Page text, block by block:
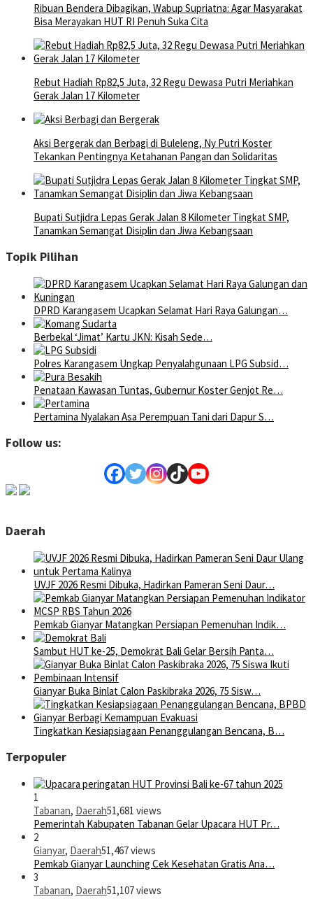
Ribuan Bendera Dibagikan, Wabup Supriatna: Agar Masyarakat
Bisa Merayakan HUT RI Penuh Suka Cita
Rebut Hadiah Rp82,5 Juta, 32 Regu Dewasa Putri Meriahkan
Gerak Jalan 17 Kilometer
Aksi Bergerak dan Berbagi di Buleleng, Ny Putri Koster
Tekankan Pentingnya Ketahanan Pangan dan Solidaritas
Bupati Sutjidra Lepas Gerak Jalan 8 Kilometer Tingkat SMP,
Tanamkan Semangat Disiplin dan Jiwa Kebangsaan
Topik Pilihan
DPRD Karangasem Ucapkan Selamat Hari Raya Galungan…
Berbekal ‘Jimat’ Kartu JKN: Kisah Sede…
Polres Karangasem Ungkap Penyalahgunaan LPG Subsid…
Penataan Kawasan Tuntas, Gubernur Koster Genjot Re…
Pertamina Nyalakan Asa Perempuan Tani dari Dapur S…
Follow us:
Daerah
UVJF 2026 Resmi Dibuka, Hadirkan Pameran Seni Daur…
Pemkab Gianyar Matangkan Persiapan Pemenuhan Indik…
Sambut HUT ke-25, Demokrat Bali Gelar Bersih Panta…
Gianyar Buka Binlat Calon Paskibraka 2026, 75 Sisw…
Tingkatkan Kesiapsiagaan Penanggulangan Bencana, B…
Terpopuler
1
Tabanan, Daerah51,681 views
Pemerintah Kabupaten Tabanan Gelar Upacara HUT Pr…
2
Gianyar, Daerah51,467 views
Pemkab Gianyar Launching Cek Kesehatan Gratis Ana…
3
Tabanan, Daerah51,107 views